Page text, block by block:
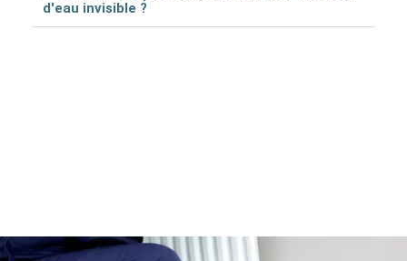
d'eau invisible ?